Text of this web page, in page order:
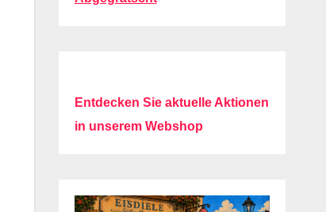
Entdecken Sie aktuelle Aktionen
in unserem Webshop